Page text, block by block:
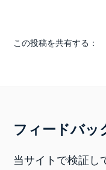
この投稿を共有する：
フィードバッ
当サイトで検証し